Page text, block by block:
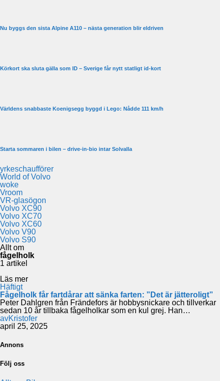
Nu byggs den sista Alpine A110 – nästa generation blir eldriven
Körkort ska sluta gälla som ID – Sverige får nytt statligt id-kort
Världens snabbaste Koenigsegg byggd i Lego: Nådde 111 km/h
Starta sommaren i bilen – drive-in-bio intar Solvalla
yrkeschaufförer
World of Volvo
woke
Vroom
VR-glasögon
Volvo XC90
Volvo XC70
Volvo XC60
Volvo V90
Volvo S90
Allt om
fågelholk
1 artikel
Läs mer
Häftigt
Fågelholk får fartdårar att sänka farten: ”Det är jätteroligt”
Peter Dahlgren från Frändefors är hobbysnickare och tillverkar
sedan 10 år tillbaka fågelholkar som en kul grej. Han…
avKristofer
april 25, 2025
Annons
Följ oss